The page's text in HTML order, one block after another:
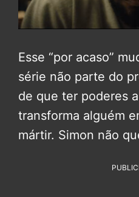
Esse “por acaso”
série não parte do
de que ter poderes
transforma alguém
mártir. Simon não